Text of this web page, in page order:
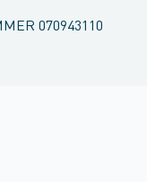
070943110